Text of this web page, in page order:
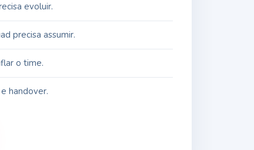
evoluir.
precisa assumir.
o time.
handover.